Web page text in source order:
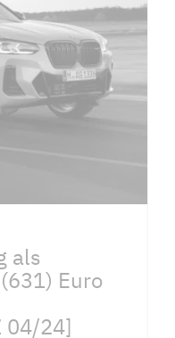
als
Euro
04/24]